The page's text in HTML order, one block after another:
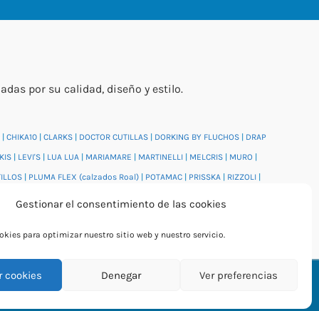
Gestionar el consentimiento de las cookies
para optimizar nuestro sitio web y nuestro servicio.
cookies Denegar Ver preferencias
por su calidad, diseño y estilo.
| CHIKA10 | CLARKS | DOCTOR CUTILLAS | DORKING BY FLUCHOS | DRAP
| LEVI'S | LUA LUA | MARIAMARE | MARTINELLI | MELCRIS | MURO |
| PLUMA FLEX (calzados Roal)| POTAMAC| PRISSKA| RIZZOLI|